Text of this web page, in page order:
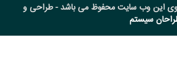
این وب سایت محفوظ می باشد - طراحی و
سیستم